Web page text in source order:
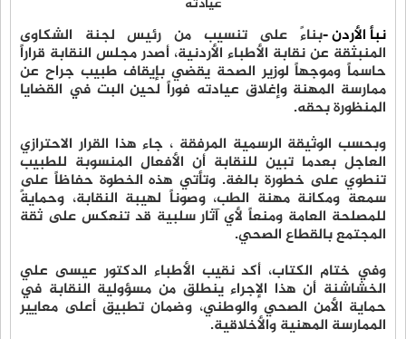
نبأ الأردن -بناءً على تنسيب من رئيس لجنة الشكاوى
المنبثقة عن نقابة الأطباء الأردنية، أصدر مجلس النقابة قراراً
حاسماً وموجهاً لوزير الصحة يقضي بإيقاف طبيب جراح عن
ممارسة المهنة وإغلاق عيادته فوراً لحين البت في القضايا
المنظورة بحقه.
وبحسب الوثيقة الرسمية المرفقة ، جاء هذا القرار الاحترازي
العاجل بعدما تبين للنقابة أن الأفعال المنسوبة للطبيب
تنطوي على خطورة بالغة. وتأتي هذه الخطوة حفاظاً على
سمعة ومكانة مهنة الطب، وصوناً لهيبة النقابة، وحمايةً
للمصلحة العامة ومنعاً لأي آثار سلبية قد تنعكس على ثقة
المجتمع بالقطاع الصحي.
وفي ختام الكتاب، أكد نقيب الأطباء الدكتور عيسى علي
الخشاشنة أن هذا الإجراء ينطلق من مسؤولية النقابة في
حماية الأمن الصحي والوطني، وضمان تطبيق أعلى معايير
الممارسة المهنية والأخلاقية.